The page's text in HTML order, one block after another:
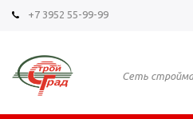
+7 3952 55-99-99
Сеть